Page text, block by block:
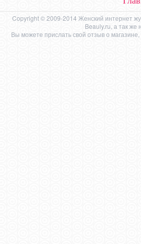
Copyright © 2009-2014 Женский интернет
Beauly.ru, а так же
Вы можете прислать свой отзыв о